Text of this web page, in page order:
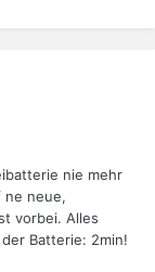
nie mehr
ne neue,
vorbei. Alles
Batterie: 2min!